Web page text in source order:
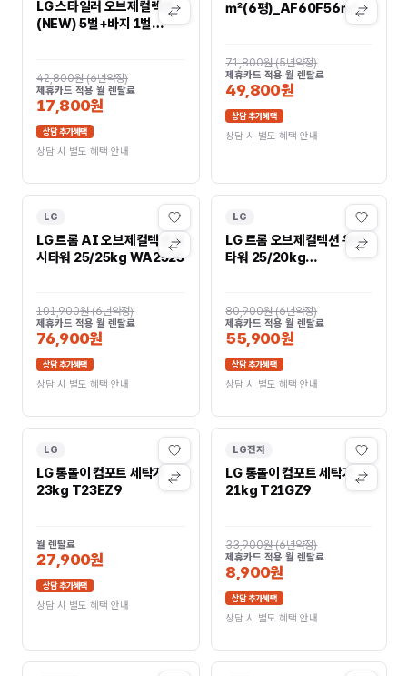
LG 스타일러 오브제컬렉션
(NEW) 5벌+바지 1벌
42,800원(6년약정)
제휴카드 적용 월 렌탈료
17,800원
상담 추가혜택
상담 시 별도 혜택 안내
㎡(6평)_AF60F56㎡
71,800원(5년약정)
제휴카드 적용 월 렌탈료
49,800원
상담 추가혜택
상담 시 별도 혜택 안내
LG
LG 트롬 AI 오브제컬렉션 워
시타워 25/25kg WA2525
101,900원(6년약정)
제휴카드 적용 월 렌탈료
76,900원
상담 추가혜택
상담 시 별도 혜택 안내
LG
LG 트롬 오브제컬렉션 워시
타워 25/20kg
80,900원(6년약정)
제휴카드 적용 월 렌탈료
55,900원
상담 추가혜택
상담 시 별도 혜택 안내
LG
LG 통돌이 컴포트 세탁기
23kg T23EZ9
월 렌탈료
27,900원
상담 추가혜택
상담 시 별도 혜택 안내
LG전자
LG 통돌이 컴포트 세탁기
21kg T21GZ9
33,900원(6년약정)
제휴카드 적용 월 렌탈료
8,900원
상담 추가혜택
상담 시 별도 혜택 안내